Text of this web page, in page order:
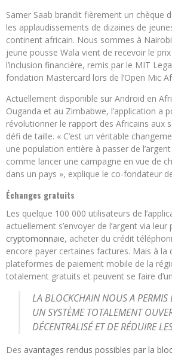
Samer Saab brandit fièrement un chèque
les applaudissements de dizaines de
continent africain. Nous sommes à
jeune pousse Wala vient de recevoir le
l’inclusion financière, remis par le MIT
fondation Mastercard lors de l’Open Mic
Actuellement disponible sur Android en
Ouganda et au Zimbabwe, l’application a
révolutionner le rapport des Africains aux
défi de taille. « C’est un véritable
une population entière à passer de
comme lancer une campagne en vue de
dans un pays », explique le co-fondateur
Échanges gratuits
Les quelque 100 000 utilisateurs de
actuellement s’envoyer de l’argent via
cryptomonnaie, acheter du crédit
encore payer certaines factures. Mais à la
plateformes de paiement mobile de la
totalement gratuits et peuvent se faire
LA BLOCKCHAIN NOUS A PERMIS
UN SYSTÈME TOTALEMENT
DÉCENTRALISÉ ET DE RÉDUIRE
Des avantages rendus possibles par la